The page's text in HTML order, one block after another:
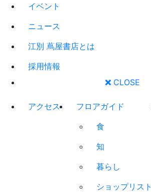
イベント
ニュース
江別 蔦屋書店とは
採用情報
CLOSE
アクセス
フロアガイド
食
知
暮らし
ショップリスト